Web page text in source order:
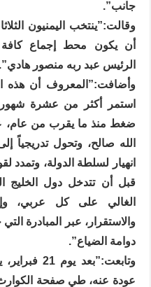
جانب”.
وقالت:”ينتخب اليمنيون
أن يكون محط إجماع كافة
الرئيس عبد ربه منصور هادي”.
وأضافت:”المعروف أن هذه
استمر أكثر من عشرة
ضغط منذ ما يقرب من عام،
الله صالح، وتحول
انهيار لسلطة الدولة،
قبل أن تتدخل دول الخليج
الغالي على كل عربي،
والاستقرار، عبر المبادرة
دوامة الضياع”.
وتابعت:”بعد
عودة عنه، طي صفحة